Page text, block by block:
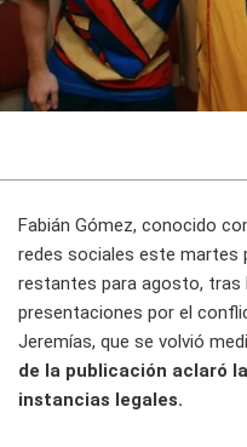
Fabián Gómez, conocido
redes sociales este martes
restantes para agosto, tras
presentaciones por el
Jeremías, que se volvió
de la publicación aclaró
instancias legales.